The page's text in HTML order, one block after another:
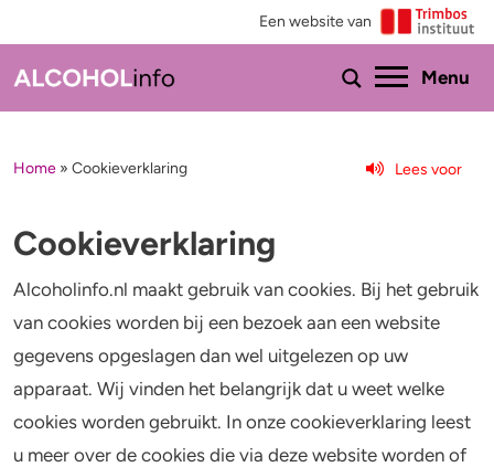
Een website van
Menu
Menu
Feiten & tips
Effecten en risico’s
Minder drinken of stoppen?
Bezorgd om iemand
Test je drinkgedrag
Test je kennis
Uitgebreide drinktest
Wat drink jij?
Home » Cookieverklaring Lees voor
Cookieverklaring
Alcoholinfo.nl maakt gebruik van cookies. Bij het gebruik
van cookies worden bij een bezoek aan een website
gegevens opgeslagen dan wel uitgelezen op uw
apparaat. Wij vinden het belangrijk dat u weet welke
cookies worden gebruikt. In onze cookieverklaring leest
u meer over de cookies die via deze website worden of